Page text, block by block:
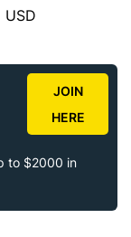
to $2000 in
JOIN
HERE